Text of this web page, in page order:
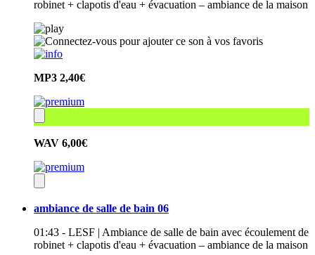
robinet + clapotis d'eau + évacuation – ambiance de la maison
MP3 2,40€
WAV 6,00€
ambiance de salle de bain 06
01:43 - LESF | Ambiance de salle de bain avec écoulement de
robinet + clapotis d'eau + évacuation – ambiance de la maison